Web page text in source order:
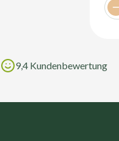
9,4 Kundenbewertung